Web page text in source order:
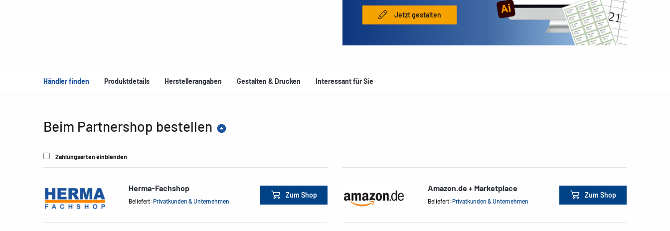
Jetzt gestalten
Händler finden Produktdetails Herstellerangaben Gestalten & Drucken Interessant für Sie
Beim Partnershop bestellen
Zahlungsarten einblenden
Herma-Fachshop
Beliefert: Privatkunden & Unternehmen
Zum Shop
Amazon.de + Marketplace
Beliefert: Privatkunden & Unternehmen
Zum Shop